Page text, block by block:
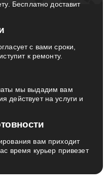
Бесплатно доставит
с вами сроки,
к ремонту.
мы выдадим вам
действует на услуги и
вам приходит
время курьер привезет